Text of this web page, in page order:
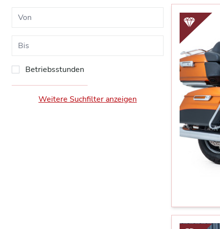
Betriebsstunden
Weitere Suchfilter anzeigen